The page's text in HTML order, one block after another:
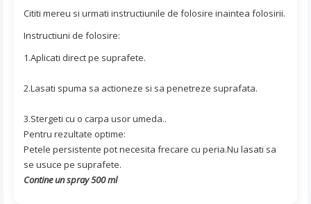
Cititi mereu si urmati instructiunile de folosire inaintea folosirii.
Instructiuni de folosire:
1.Aplicati direct pe suprafete.
2.Lasati spuma sa actioneze si sa penetreze suprafata.
3.Stergeti cu o carpa usor umeda..
Pentru rezultate optime:
Petele persistente pot necesita frecare cu peria.Nu lasati sa
se usuce pe suprafete.
Contine un spray 500 ml